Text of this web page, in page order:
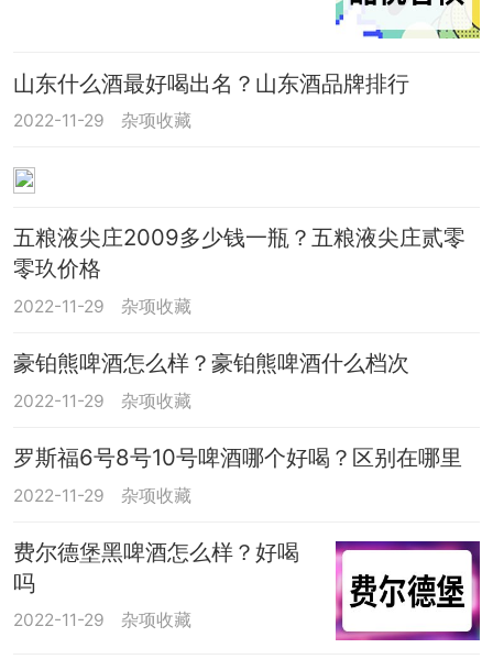
山东什么酒最好喝出名？山东酒品牌排行
2022-11-29 杂项收藏
五粮液尖庄2009多少钱一瓶？五粮液尖庄贰零
零玖价格
2022-11-29 杂项收藏
豪铂熊啤酒怎么样？豪铂熊啤酒什么档次
2022-11-29 杂项收藏
罗斯福6号8号10号啤酒哪个好喝？区别在哪里
2022-11-29 杂项收藏
费尔德堡黑啤酒怎么样？好喝
吗
2022-11-29 杂项收藏